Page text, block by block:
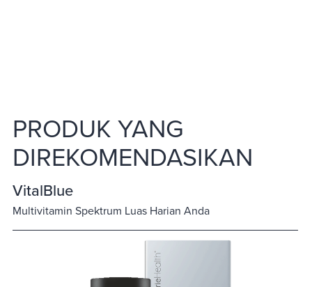
PRODUK YANG
DIREKOMENDASIKAN
VitalBlue
Multivitamin Spektrum Luas Harian Anda